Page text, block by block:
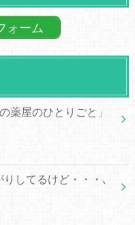
ォーム
薬屋のひとりごと」
してるけど・・・､